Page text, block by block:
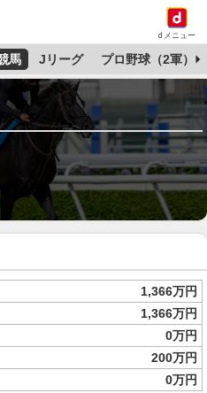
dメニュー
馬 Jリーグ プロ野球（2軍）
1,366万円
1,366万円
0万円
200万円
0万円